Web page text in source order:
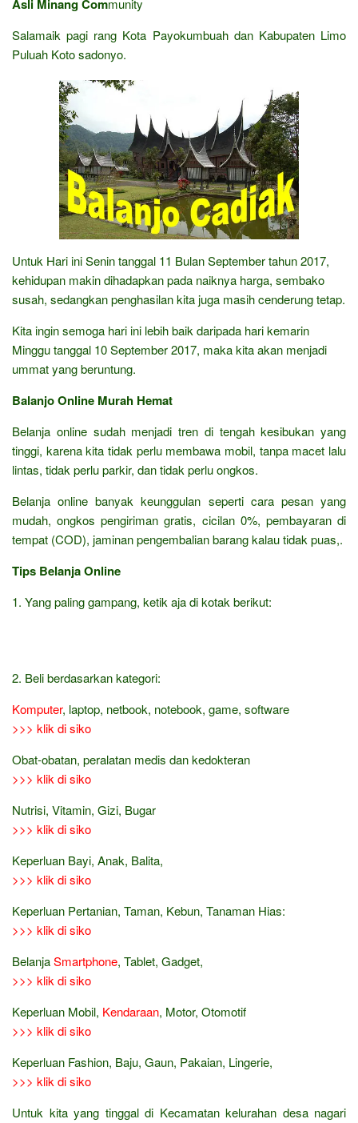
Asli Minang Com
Salamaik pagi rang Kota Payokumbuah dan Kabupaten Limo
Puluah Koto sadonyo.
Untuk Hari ini Senin tanggal 11 Bulan September tahun 2017,
kehidupan makin dihadapkan pada naiknya harga, sembako
susah, sedangkan penghasilan kita juga masih cenderung tetap.
Kita ingin semoga hari ini lebih baik daripada hari kemarin
Minggu tanggal 10 September 2017, maka kita akan menjadi
ummat yang beruntung.
Balanjo Online Murah Hemat
Belanja online sudah menjadi tren di tengah kesibukan yang
tinggi, karena kita tidak perlu membawa mobil, tanpa macet lalu
lintas, tidak perlu parkir, dan tidak perlu ongkos.
Belanja online banyak keunggulan seperti cara pesan yang
mudah, ongkos pengiriman gratis, cicilan 0%, pembayaran di
tempat (COD), jaminan pengembalian barang kalau tidak puas,.
Tips Belanja Online
1. Yang paling gampang, ketik aja di kotak berikut:
2. Beli berdasarkan kategori:
Komputer, laptop, netbook, notebook, game, software
>>> klik di siko
Obat-obatan, peralatan medis dan kedokteran
>>> klik di siko
Nutrisi, Vitamin, Gizi, Bugar
>>> klik di siko
Keperluan Bayi, Anak, Balita,
>>> klik di siko
Keperluan Pertanian, Taman, Kebun, Tanaman Hias:
>>> klik di siko
BelanjaSmartphone, Tablet, Gadget,
>>> klik di siko
Keperluan Mobil, Kendaraan, Motor, Otomotif
>>> klik di siko
Keperluan Fashion, Baju, Gaun, Pakaian, Lingerie,
>>> klik di siko
Untuk kita yang tinggal di Kecamatan kelurahan desa nagari